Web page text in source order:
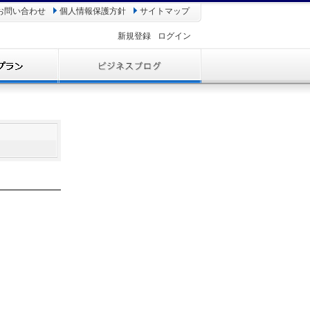
問い合わせ 個人情報保護方針 サイトマップ
新規登録 ログイン